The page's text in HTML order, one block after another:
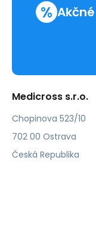
%
Medicross s.r.o.
Chopinova 523/10
702 00 Ostrava
Česká Republika